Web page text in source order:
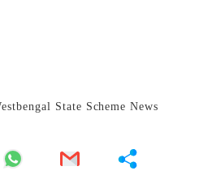
State Scheme News